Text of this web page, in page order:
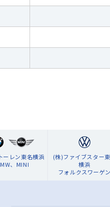
ーレン東名横浜
、MINI
(株)ファイブスター
横浜
フォルクスワーゲン